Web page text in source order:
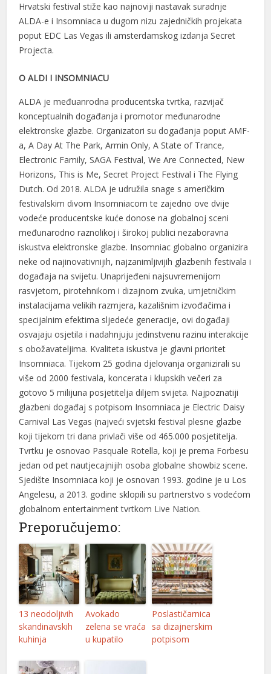
Hrvatski festival stiže kao najnoviji nastavak suradnje
ALDA-e i Insomniaca u dugom nizu zajedničkih projekata
poput EDC Las Vegas ili amsterdamskog izdanja Secret
Projecta.
O ALDI I INSOMNIACU
ALDA je međuanrodna producentska tvrtka, razvijač
konceptualnih događanja i promotor međunarodne
elektronske glazbe. Organizatori su događanja poput AMF-
a, A Day At The Park, Armin Only, A State of Trance,
Electronic Family, SAGA Festival, We Are Connected, New
Horizons, This is Me, Secret Project Festival i The Flying
Dutch. Od 2018. ALDA je udružila snage s američkim
festivalskim divom Insomniacom te zajedno ove dvije
vodeće producentske kuće donose na globalnoj sceni
međunarodno raznolikoj i širokoj publici nezaboravna
iskustva elektronske glazbe. Insomniac globalno organizira
neke od najinovativnijih, najzanimljivijih glazbenih festivala i
događaja na svijetu. Unaprijeđeni najsuvremenijom
rasvjetom, pirotehnikom i dizajnom zvuka, umjetničkim
instalacijama velikih razmjera, kazališnim izvođačima i
specijalnim efektima sljedeće generacije, ovi događaji
osvajaju osjetila i nadahnjuju jedinstvenu razinu interakcije
s obožavateljima. Kvaliteta iskustva je glavni prioritet
Insomniaca. Tijekom 25 godina djelovanja organizirali su
više od 2000 festivala, koncerata i klupskih večeri za
gotovo 5 milijuna posjetitelja diljem svijeta. Najpoznatiji
glazbeni događaj s potpisom Insomniaca je Electric Daisy
Carnival Las Vegas (najveći svjetski festival plesne glazbe
koji tijekom tri dana privlači više od 465.000 posjetitelja.
Tvrtku je osnovao Pasquale Rotella, koji je prema Forbesu
jedan od pet nautjecajnijih osoba globalne showbiz scene.
Sjedište Insomniaca koji je osnovan 1993. godine je u Los
Angelesu, a 2013. godine sklopili su partnerstvo s vodećom
globalnom entertainment tvrtkom Live Nation.
Preporučujemo:
13 neodoljivih
skandinavskih
kuhinja
Avokado
zelena se vraća
u kupatilo
Poslastičarnica
sa dizajnerskim
potpisom